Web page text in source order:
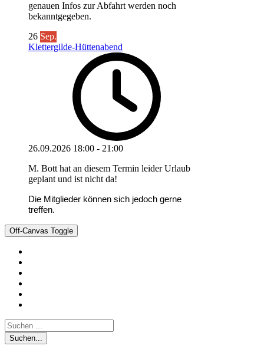
genauen Infos zur Abfahrt werden noch
bekanntgegeben.
26 Sep.
Klettergilde-Hüttenabend
26.09.2026 18:00 - 21:00
M. Bott hat an diesem Termin leider Urlaub
geplant und ist nicht da!
Die Mitglieder können sich jedoch gerne
treffen.
Off-Canvas Toggle
Suchen...